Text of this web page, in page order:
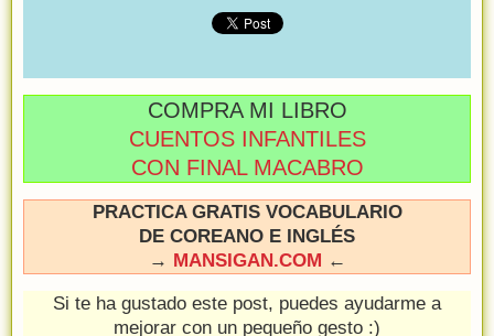
COMPRA MI LIBRO
CUENTOS INFANTILES
CON FINAL MACABRO
PRACTICA GRATIS VOCABULARIO
DE COREANO E INGLÉS
→ MANSIGAN.COM ←
Si te ha gustado este post, puedes ayudarme a
mejorar con un pequeño gesto :)